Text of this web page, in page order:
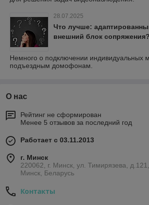
28.07.2025
Что лучше:
внешний блок сопряжения?
Немного о подключении индивидуальных
подъездным домофонам.
О нас
Рейтинг не сформирован
Менее 5 отзывов за последний год
Работает с 03.11.2013
г. Минск
220062, г. Минск, ул. Тимирязева,
Минск, Беларусь
Контакты